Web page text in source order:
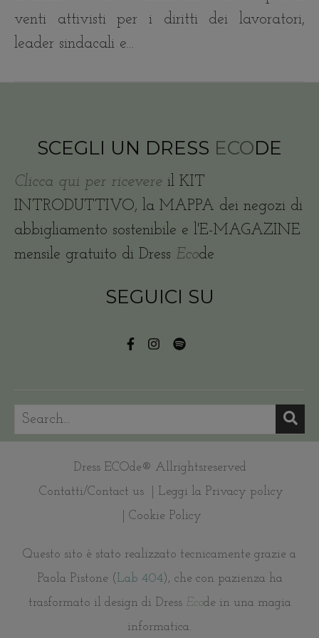
venti attivisti per i diritti dei lavoratori,
leader sindacali e…
SCEGLI UN DRESS ECODE
Clicca qui per ricevere il KIT
INTRODUTTIVO, la MAPPA dei negozi di
abbigliamento sostenibile e l'E-MAGAZINE
mensile gratuito di Dress Ecode
SEGUICI SU
Dress ECOde® Allrightsreserved
Contatti/Contact us
| Leggi la Privacy policy
| Cookie Policy
Questo sito è stato realizzato tecnicamente grazie a
Paola Pistone (Lab 404), che con pazienza ha
trasformato il design di Dress Ecode in una magia
informatica.